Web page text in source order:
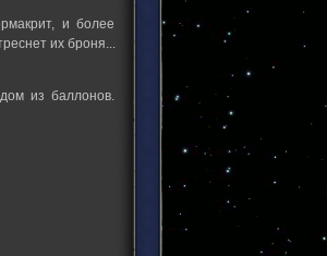
и более
их броня...
из баллонов.